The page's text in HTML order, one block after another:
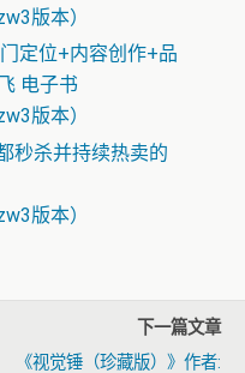
版本）
定位+内容创作+品
电子书
版本）
秒杀并持续热卖的
版本）
下一篇文章
《视觉锤（珍藏版）》作者: